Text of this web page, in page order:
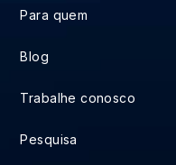
Para quem
Blog
Trabalhe conosco
Pesquisa